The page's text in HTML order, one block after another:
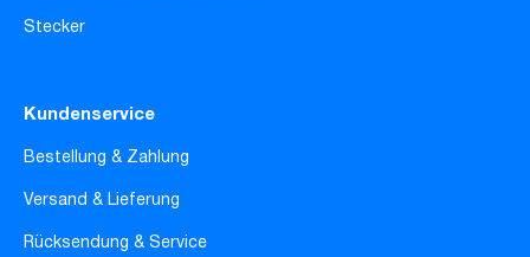
Stecker
Kundenservice
Bestellung & Zahlung
Versand & Lieferung
Rücksendung & Service